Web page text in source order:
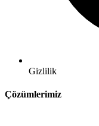
Gizlilik
Çözümlerimiz